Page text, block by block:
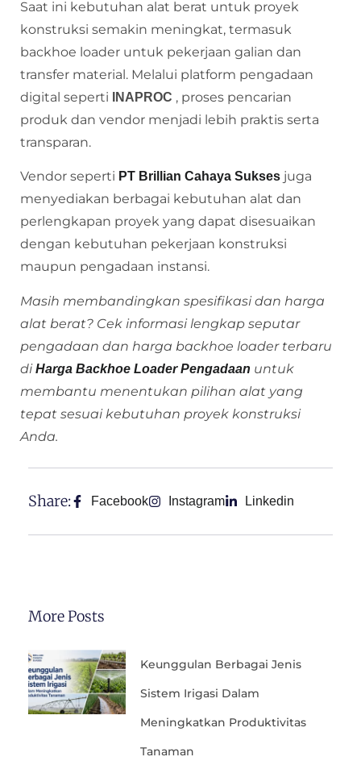
Saat ini kebutuhan alat berat untuk proyek
konstruksi semakin meningkat, termasuk
backhoe loader untuk pekerjaan galian dan
transfer material. Melalui platform pengadaan
digital seperti
INAPROC , proses pencarian
produk dan vendor menjadi lebih praktis serta
transparan.
Vendor seperti PT Brillian Cahaya Sukses juga
menyediakan berbagai kebutuhan alat dan
perlengkapan proyek yang dapat disesuaikan
dengan kebutuhan pekerjaan konstruksi
maupun pengadaan instansi.
Masih membandingkan spesifikasi dan harga
alat berat? Cek informasi lengkap seputar
pengadaan dan harga backhoe loader terbaru
diHarga Backhoe Loader Pengadaan untuk
membantu menentukan pilihan alat yang
tepat sesuai kebutuhan proyek konstruksi
Anda.
Share: Facebook Instagram Linkedin
More Posts
Keunggulan Berbagai Jenis
Sistem Irigasi Dalam
Meningkatkan Produktivitas
Tanaman